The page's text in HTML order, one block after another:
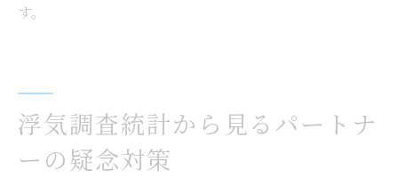
す。
浮気調査統計から見るパートナ
ーの疑念対策